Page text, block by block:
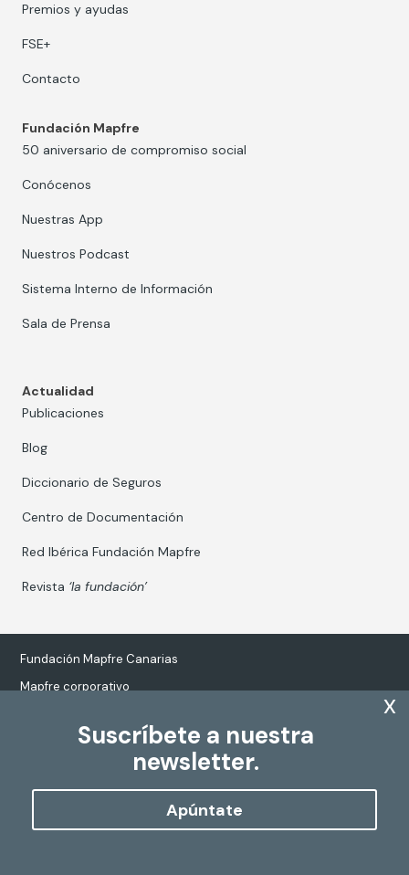
Suscríbete a nuestra
newsletter.
Apúntate
x
Premios y ayudas
FSE+
Contacto
Fundación Mapfre
50 aniversario de compromiso social
Conócenos
Nuestras App
Nuestros Podcast
Sistema Interno de Información
Sala de Prensa
Actualidad
Publicaciones
Blog
Diccionario de Seguros
Centro de Documentación
Red Ibérica Fundación Mapfre
Revista ‘la fundación’
Fundación Mapfre Canarias
Mapfre corporativo
Tratamiento de datos personales
Política de Cookies